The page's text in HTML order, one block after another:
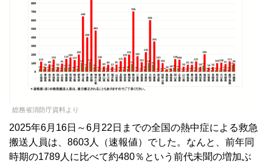
総務省消防庁資料より
2025年6月16日～6月22日までの全国の熱中症による救急
搬送人員は、8603人（速報値）でした。なんと、前年同
時期の1789人に比べて約480％という前代未聞の増加ぶ